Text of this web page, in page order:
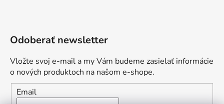
Odoberať newsletter
Vložte svoj e-mail a my Vám budeme zasielať informácie
o nových produktoch na našom e-shope.
Email